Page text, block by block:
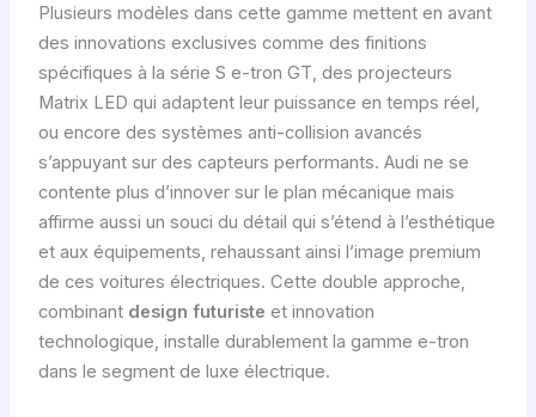
Plusieurs modèles dans cette gamme mettent en avant
des innovations exclusives comme des finitions
spécifiques à la série S e-tron GT, des projecteurs
Matrix LED qui adaptent leur puissance en temps réel,
ou encore des systèmes anti-collision avancés
s’appuyant sur des capteurs performants. Audi ne se
contente plus d’innover sur le plan mécanique mais
affirme aussi un souci du détail qui s’étend à l’esthétique
et aux équipements, rehaussant ainsi l’image premium
de ces voitures électriques. Cette double approche,
combinant design futuriste et innovation
technologique, installe durablement la gamme e-tron
dans le segment de luxe électrique.